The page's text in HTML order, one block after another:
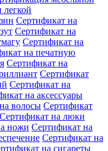
Сертификат на
Сертификат на
Сертификат на
на печатную
Сертификат на
Сертификат
Сертификат на
на аксессуары
волосы Сертификат
Сертификат на люки
ножи Сертификат на
Сертификат на
на сигареты